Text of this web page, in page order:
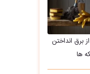
برق انداختن
ها